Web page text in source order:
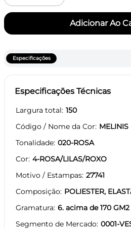
Especificações
Especificações Técnicas
Largura total 150
Código / Nome da Cor MELINIS
Tonalidade 020-ROSA
Cor 4-ROSA/LILAS/ROXO
Motivo / Estampas 27741
Composição POLIESTER,
Gramatura 6. acima de 170 GM2
Segmento de Mercado 0001-